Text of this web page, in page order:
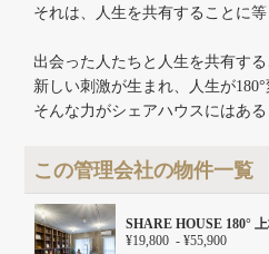
それは、人生を共有することに等
出会った人たちと人生を共有する
新しい刺激が生まれ、人生が180°
そんな力がシェアハウスにはあ
この管理会社の物件一覧
SHARE HOUSE 180°
¥19,800 - ¥55,900